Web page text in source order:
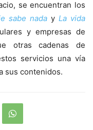
se encuentran los
sabe nada y La vida
y empresas de
otras cadenas de
servicios una vía
sus contenidos.